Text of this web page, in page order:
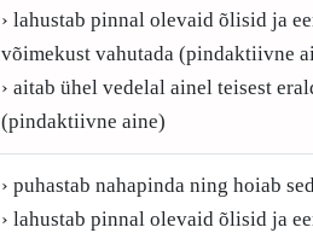
› lahustab pinnal olevaid õlisid ja
võimekust vahutada (pindaktiivne
› aitab ühel vedelal ainel teisest
(pindaktiivne aine)
› puhastab nahapinda ning hoiab
› lahustab pinnal olevaid õlisid ja